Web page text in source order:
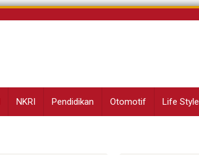
NKRI Pendidikan Otomotif Life Style